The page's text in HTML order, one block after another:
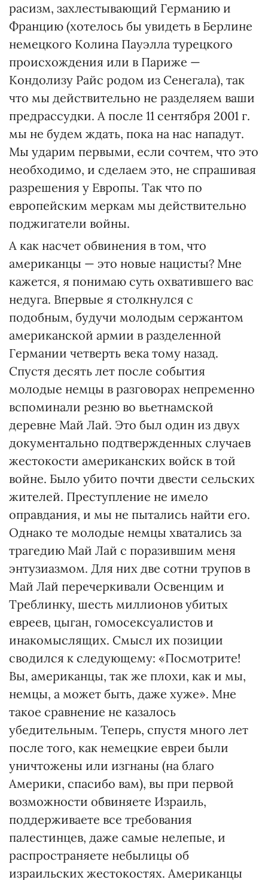
расизм, захлестывающий Германию и
Францию (хотелось бы увидеть в Берлине
немецкого Колина Пауэлла турецкого
происхождения или в Париже —
Кондолизу Райс родом из Сенегала), так
что мы действительно не разделяем ваши
предрассудки. А после 11 сентября 2001 г.
мы не будем ждать, пока на нас нападут.
Мы ударим первыми, если сочтем, что это
необходимо, и сделаем это, не спрашивая
разрешения у Европы. Так что по
европейским меркам мы действительно
поджигатели войны.
А как насчет обвинения в том, что
американцы — это новые нацисты? Мне
кажется, я понимаю суть охватившего вас
недуга. Впервые я столкнулся с
подобным, будучи молодым сержантом
американской армии в разделенной
Германии четверть века тому назад.
Спустя десять лет после события
молодые немцы в разговорах непременно
вспоминали резню во вьетнамской
деревне Май Лай. Это был один из двух
документально подтвержденных случаев
жестокости американских войск в той
войне. Было убито почти двести сельских
жителей. Преступление не имело
оправдания, и мы не пытались найти его.
Однако те молодые немцы хватались за
трагедию Май Лай с поразившим меня
энтузиазмом. Для них две сотни трупов в
Май Лай перечеркивали Освенцим и
Треблинку, шесть миллионов убитых
евреев, цыган, гомосексуалистов и
инакомыслящих. Смысл их позиции
сводился к следующему: «Посмотрите!
Вы, американцы, так же плохи, как и мы,
немцы, а может быть, даже хуже». Мне
такое сравнение не казалось
убедительным. Теперь, спустя много лет
после того, как немецкие евреи были
уничтожены или изгнаны (на благо
Америки, спасибо вам), вы при первой
возможности обвиняете Израиль,
поддерживаете все требования
палестинцев, даже самые нелепые, и
распространяете небылицы об
израильских жестокостях. Американцы